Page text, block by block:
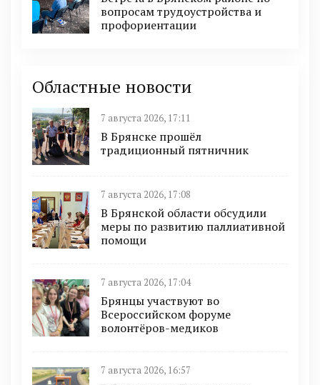
вопросам трудоустройства и
профориентации
Областные новости
7 августа 2026, 17:11
В Брянске прошёл
традиционный пятничник
7 августа 2026, 17:08
В Брянской области обсудили
меры по развитию паллиативной
помощи
7 августа 2026, 17:04
Брянцы участвуют во
Всероссийском форуме
волонтёров-медиков
7 августа 2026, 16:57